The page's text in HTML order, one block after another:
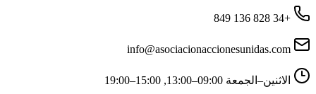
+34 828 136 849
info@asociacionaccionesunidas.com
الاثنين–الجمعة 09:00–13:00, 15:00–19:00